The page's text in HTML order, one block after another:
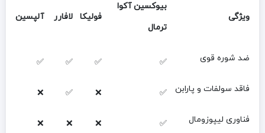
ویژگی
بیوکسین آکوا
ترمال
فولیکا لافارر آلپسین
ضد شوره قوی ✅
✅
✅
✅
فاقد سولفات و پارابن ✅
❌
✅
❌
فناوری لیپوزومال ✅
❌
❌
❌